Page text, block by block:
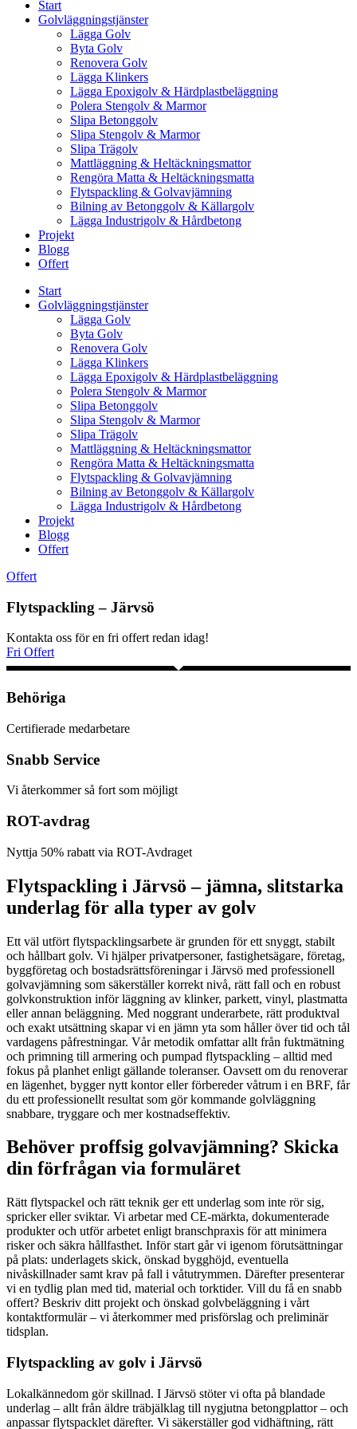
Start
Golvläggningstjänster
Lägga Golv
Byta Golv
Renovera Golv
Lägga Klinkers
Lägga Epoxigolv & Härdplastbeläggning
Polera Stengolv & Marmor
Slipa Betonggolv
Slipa Stengolv & Marmor
Slipa Trägolv
Mattläggning & Heltäckningsmattor
Rengöra Matta & Heltäckningsmatta
Flytspackling & Golvavjämning
Bilning av Betonggolv & Källargolv
Lägga Industrigolv & Hårdbetong
Projekt
Blogg
Offert
Start
Golvläggningstjänster
Lägga Golv
Byta Golv
Renovera Golv
Lägga Klinkers
Lägga Epoxigolv & Härdplastbeläggning
Polera Stengolv & Marmor
Slipa Betonggolv
Slipa Stengolv & Marmor
Slipa Trägolv
Mattläggning & Heltäckningsmattor
Rengöra Matta & Heltäckningsmatta
Flytspackling & Golvavjämning
Bilning av Betonggolv & Källargolv
Lägga Industrigolv & Hårdbetong
Projekt
Blogg
Offert
Offert
Flytspackling – Järvsö
Kontakta oss för en fri offert redan idag!
Fri Offert
Behöriga
Certifierade medarbetare
Snabb Service
Vi återkommer så fort som möjligt
ROT-avdrag
Nyttja 50% rabatt via ROT-Avdraget
Flytspackling i Järvsö – jämna, slitstarka
underlag för alla typer av golv
Ett väl utfört flytspacklingsarbete är grunden för ett snyggt, stabilt
och hållbart golv. Vi hjälper privatpersoner, fastighetsägare, företag,
byggföretag och bostadsrättsföreningar i Järvsö med professionell
golvavjämning som säkerställer korrekt nivå, rätt fall och en robust
golvkonstruktion inför läggning av klinker, parkett, vinyl, plastmatta
eller annan beläggning. Med noggrant underarbete, rätt produktval
och exakt utsättning skapar vi en jämn yta som håller över tid och tål
vardagens påfrestningar. Vår metodik omfattar allt från fuktmätning
och primning till armering och pumpad flytspackling – alltid med
fokus på planhet enligt gällande toleranser. Oavsett om du renoverar
en lägenhet, bygger nytt kontor eller förbereder våtrum i en BRF, får
du ett professionellt resultat som gör kommande golvläggning
snabbare, tryggare och mer kostnadseffektiv.
Behöver proffsig golvavjämning? Skicka
din förfrågan via formuläret
Rätt flytspackel och rätt teknik ger ett underlag som inte rör sig,
spricker eller sviktar. Vi arbetar med CE-märkta, dokumenterade
produkter och utför arbetet enligt branschpraxis för att minimera
risker och säkra hållfasthet. Inför start går vi igenom förutsättningar
på plats: underlagets skick, önskad bygghöjd, eventuella
nivåskillnader samt krav på fall i våtutrymmen. Därefter presenterar
vi en tydlig plan med tid, material och torktider. Vill du få en snabb
offert? Beskriv ditt projekt och önskad golvbeläggning i vårt
kontaktformulär – vi återkommer med prisförslag och preliminär
tidsplan.
Flytspackling av golv i Järvsö
Lokalkännedom gör skillnad. I Järvsö stöter vi ofta på blandade
underlag – allt från äldre träbjälklag till nygjutna betongplattor – och
anpassar flytspacklet därefter. Vi säkerställer god vidhäftning, rätt